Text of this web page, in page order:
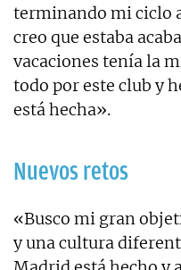
terminando mi ciclo
creo que estaba
vacaciones tenía la
todo por este club y
está hecha».
Nuevos retos
«Busco mi gran
y una cultura